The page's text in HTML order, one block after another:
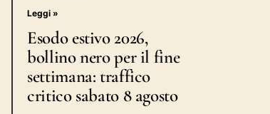
Leggi »
Esodo estivo 2026,
bollino nero per il fine
settimana: traffico
critico sabato 8 agosto